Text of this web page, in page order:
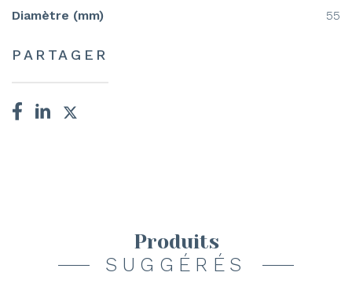
Diamètre (mm)
55
PARTAGER
Produits
SUGGÉRÉS